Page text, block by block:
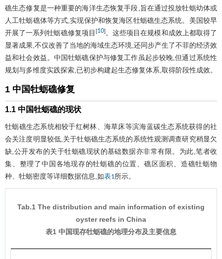
礁生态修复是一种重要的海洋生态恢复手段,旨在通过投放牡蛎幼体或
人工牡蛎礁体等方式,实现保护和恢复海区牡蛎礁生态系统。美国较早
开展了一系列牡蛎礁修复项目 [10]。这些项目在规模和成效上都取得了
显著成果,不仅改善了当地的海域生态环境,还同步产生了不菲的经济效
益和社会效益。中国牡蛎礁保护与修复工作虽起步较晚,但通过系统性
规划与多维度实践探索,已初步构建起生态修复体系,取得阶段性成效。
1 中国牡蛎礁修复
1.1 中国牡蛎礁的现状
牡蛎礁生态系统相较于红树林、海草床等滨海蓝碳生态系统获得的社
会关注度明显较低,关于牡蛎礁生态系统的系统性观测调查研究稍显欠
缺,公开发布的关于牡蛎礁现状的基础数据亦非常有限。为此,笔者收
集、整理了中国各地现存的牡蛎礁的位置、礁区面积、造礁牡蛎物
种、牡蛎密度等详细数据信息,如表1所示。
Tab.1 The distribution and main information of existing
oyster reefs in China
表1 中国现存牡蛎礁的地理分布及主要信息